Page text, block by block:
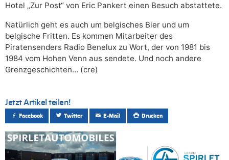
Hotel „Zur Post“ von Eric Pankert einen Besuch abstattete.
Natürlich geht es auch um belgisches Bier und um
belgische Fritten. Es kommen Mitarbeiter des
Piratensenders Radio Benelux zu Wort, der von 1981 bis
1984 vom Hohen Venn aus sendete. Und noch andere
Grenzgeschichten… (cre)
Jetzt Artikel teilen!
Facebook Twitter E-Mail Drucken